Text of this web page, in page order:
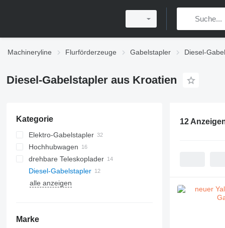
Machineryline Flurförderzeuge Gabelstapler Diesel-
Diesel-Gabelstapler aus Kroatien
Kategorie
Elektro-Gabelstapler
Hochhubwagen
drehbare Teleskoplader
Diesel-Gabelstapler
alle anzeigen
Marke
12